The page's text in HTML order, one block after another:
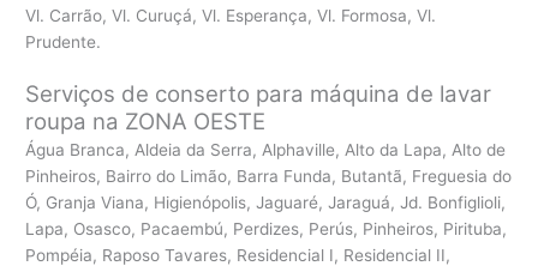
Vl. Carrão, Vl. Curuçá, Vl. Esperança, Vl. Formosa, Vl.
Prudente.
Serviços de conserto para máquina de lavar
roupa na ZONA OESTE
Água Branca, Aldeia da Serra, Alphaville, Alto da Lapa, Alto de
Pinheiros, Bairro do Limão, Barra Funda, Butantã, Freguesia do
Ó, Granja Viana, Higienópolis, Jaguaré, Jaraguá, Jd. Bonfiglioli,
Lapa, Osasco, Pacaembú, Perdizes, Perús, Pinheiros, Pirituba,
Pompéia, Raposo Tavares, Residencial I, Residencial II,